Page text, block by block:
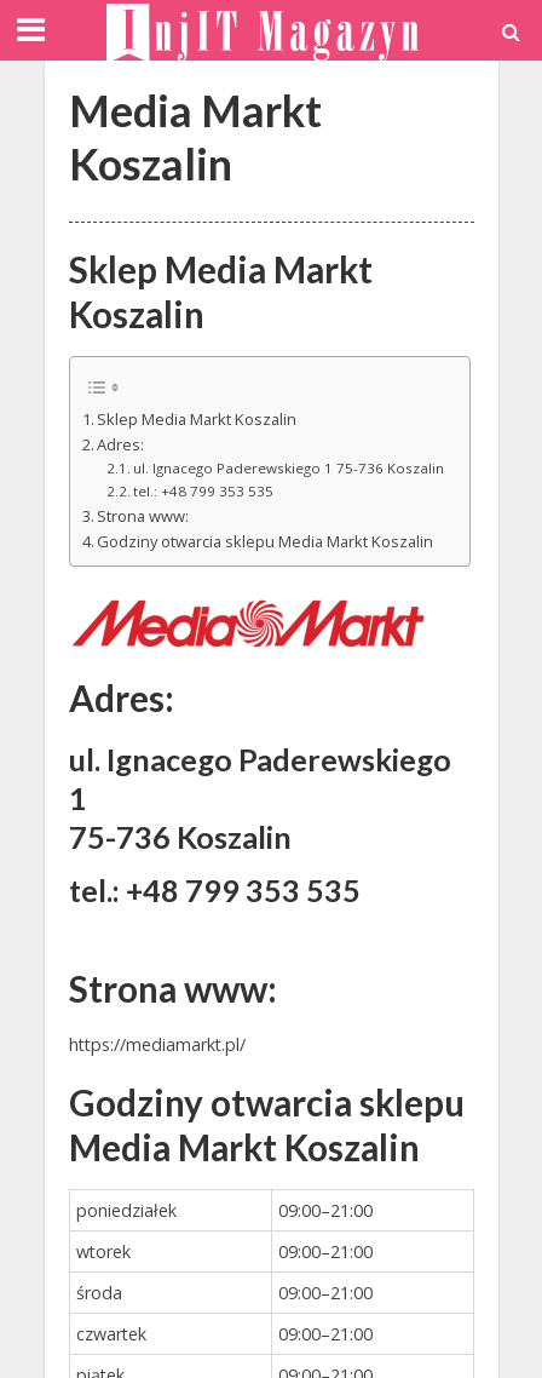
Media Markt
Koszalin
Sklep Media Markt
Koszalin
Sklep Media Markt Koszalin
Adres:
ul. Ignacego Paderewskiego 1 75-736 Koszalin
tel.: +48 799 353 535
Strona www:
Godziny otwarcia sklepu Media Markt Koszalin
Adres:
ul. Ignacego Paderewskiego
1
75-736 Koszalin
tel.: +48 799 353 535
Strona www:
https://mediamarkt.pl/
Godziny otwarcia sklepu
Media Markt Koszalin
poniedziałek
09:00–21:00
wtorek
09:00–21:00
środa
09:00–21:00
czwartek
09:00–21:00